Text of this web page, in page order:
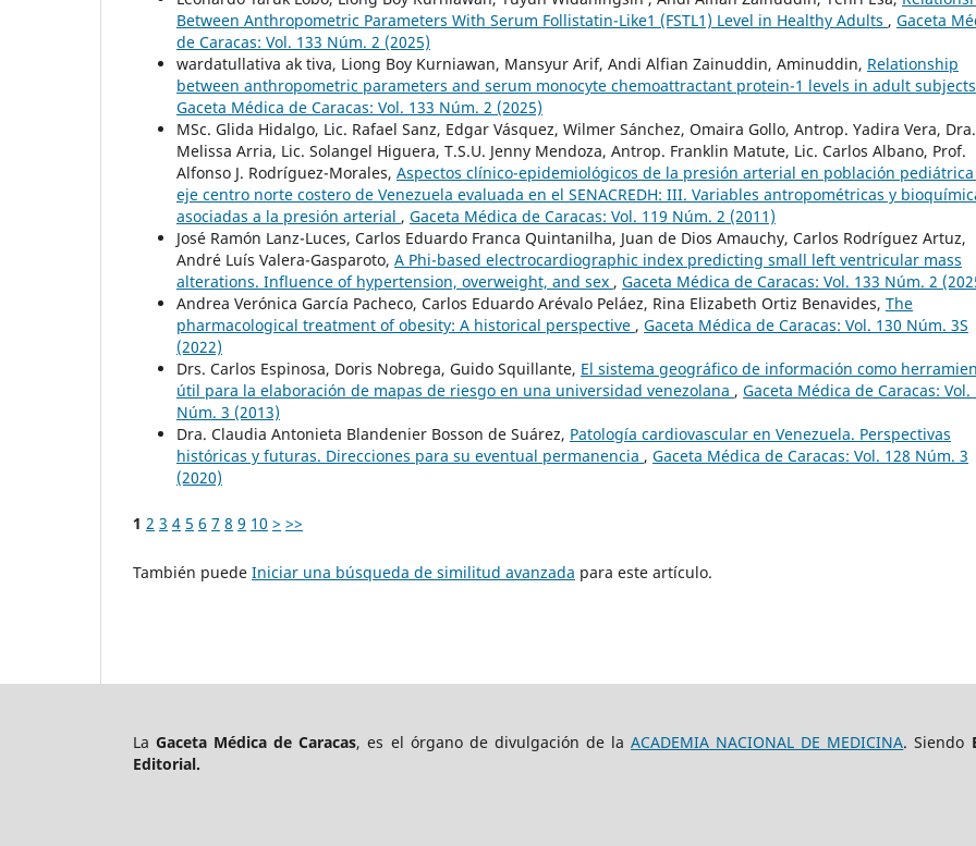
Between Anthropometric Parameters With Serum Follistatin-Like1 (FSTL1) Level in Healthy Adults , Gaceta
de Caracas: Vol. 133 Núm. 2 (2025)
wardatullativa ak tiva, Liong Boy Kurniawan, Mansyur Arif, Andi Alfian Zainuddin, Aminuddin, Relationship
between anthropometric parameters and serum monocyte chemoattractant protein-1 levels in adult
Gaceta Médica de Caracas: Vol. 133 Núm. 2 (2025)
MSc. Glida Hidalgo, Lic. Rafael Sanz, Edgar Vásquez, Wilmer Sánchez, Omaira Gollo, Antrop. Yadira Vera, Dra.
Melissa Arria, Lic. Solangel Higuera, T.S.U. Jenny Mendoza, Antrop. Franklin Matute, Lic. Carlos Albano, Prof.
Alfonso J. Rodríguez-Morales, Aspectos clínico-epidemiológicos de la presión arterial en población
eje centro norte costero de Venezuela evaluada en el SENACREDH: III. Variables antropométricas y
asociadas a la presión arterial , Gaceta Médica de Caracas: Vol. 119 Núm. 2 (2011)
José Ramón Lanz-Luces, Carlos Eduardo Franca Quintanilha, Juan de Dios Amauchy, Carlos Rodríguez Artuz,
André Luís Valera-Gasparoto, A Phi-based electrocardiographic index predicting small left ventricular mass
alterations. Influence of hypertension, overweight, and sex , Gaceta Médica de Caracas: Vol. 133 Núm. 2
Andrea Verónica García Pacheco, Carlos Eduardo Arévalo Peláez, Rina Elizabeth Ortiz Benavides, The
pharmacological treatment of obesity: A historical perspective , Gaceta Médica de Caracas: Vol. 130 Núm. 3S
(2022)
Drs. Carlos Espinosa, Doris Nobrega, Guido Squillante, El sistema geográfico de información como
útil para la elaboración de mapas de riesgo en una universidad venezolana , Gaceta Médica de Caracas: Vol.
Núm. 3 (2013)
Dra. Claudia Antonieta Blandenier Bosson de Suárez, Patología cardiovascular en Venezuela. Perspectivas
históricas y futuras. Direcciones para su eventual permanencia , Gaceta Médica de Caracas: Vol. 128 Núm. 3
(2020)
1 2 3 4 5 6 7 8 9 10 > >>
También puede Iniciar una búsqueda de similitud avanzada para este artículo.
LaGaceta Médica de Caracas, es el órgano de divulgación de laACADEMIA NACIONAL DE MEDICINA. Siendo
Editorial.